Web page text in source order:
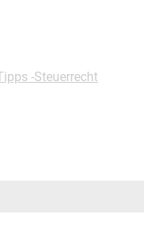
-Steuerrecht